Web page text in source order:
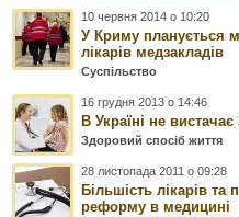
10 червня 2014 о 10:20
У Криму планується
лікарів медзакладів
Суспільство
16 грудня 2013 о 14:46
В Україні не вистачає
Здоровий спосіб життя
28 листопада 2011 о 09:28
Більшість лікарів та
реформу в медицині